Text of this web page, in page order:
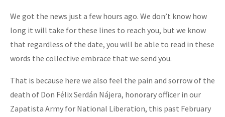
We got the news just a few hours ago. We don’t know how
long it will take for these lines to reach you, but we know
that regardless of the date, you will be able to read in these
words the collective embrace that we send you.
That is because here we also feel the pain and sorrow of the
death of Don Félix Serdán Nájera, honorary officer in our
Zapatista Army for National Liberation, this past February